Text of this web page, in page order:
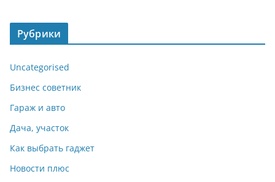
Рубрики
Uncategorised
Бизнес советник
Гараж и авто
Дача, участок
Как выбрать гаджет
Новости плюс